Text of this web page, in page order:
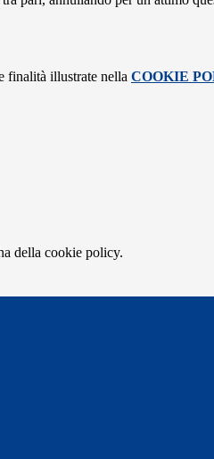
finalità illustrate nella COOKIE
della cookie policy.